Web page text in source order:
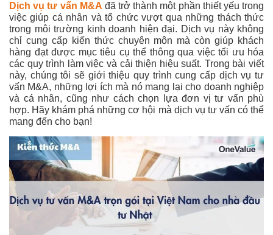
Dịch vụ tư vấn M&A đã trở thành một phần thiết yếu trong
việc giúp cá nhân và tổ chức vượt qua những thách thức
trong môi trường kinh doanh hiện đại. Dịch vụ này không
chỉ cung cấp kiến thức chuyên môn mà còn giúp khách
hàng đạt được mục tiêu cụ thể thông qua việc tối ưu hóa
các quy trình làm việc và cải thiện hiệu suất. Trong bài viết
này, chúng tôi sẽ giới thiệu quy trình cung cấp dịch vụ tư
vấn M&A, những lợi ích mà nó mang lại cho doanh nghiệp
và cá nhân, cũng như cách chọn lựa đơn vị tư vấn phù
hợp. Hãy khám phá những cơ hội mà dịch vụ tư vấn có thể
mang đến cho bạn!